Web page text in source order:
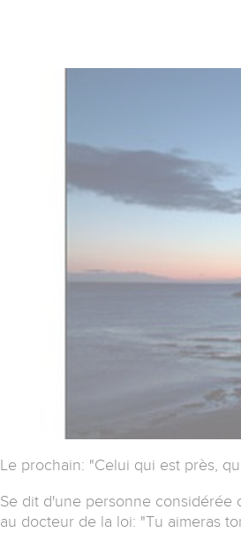
Le prochain: "Celui qui est près,
Se dit d'une personne considérée
au docteur de la loi: "Tu aimeras